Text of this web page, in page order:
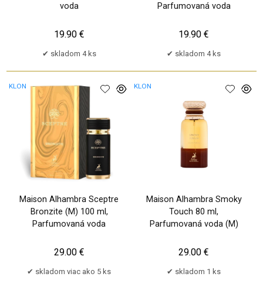
voda
skladom 4 ks
19.90 €
Parfumovaná voda
skladom 4 ks
19.90 €
Maison Alhambra Sceptre
Bronzite (M) 100 ml,
Parfumovaná voda
KLON
skladom viac ako 5 ks
29.00 €
Maison Alhambra Smoky
Touch 80 ml,
Parfumovaná voda (M)
KLON
skladom 1 ks
29.00 €